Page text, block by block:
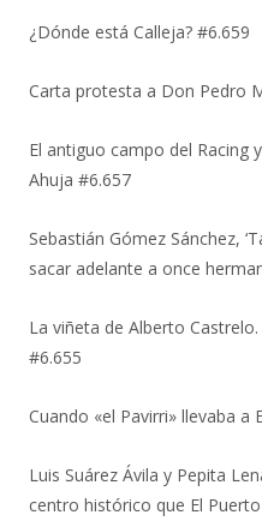
¿Dónde está Calleja? #6.659
Carta protesta a Don Pedro
El antiguo campo del Racing
Ahuja #6.657
Sebastián Gómez Sánchez,
sacar adelante a once
La viñeta de Alberto
#6.655
Cuando «el Pavirri» llevaba a
Luis Suárez Ávila y Pepita
centro histórico que El